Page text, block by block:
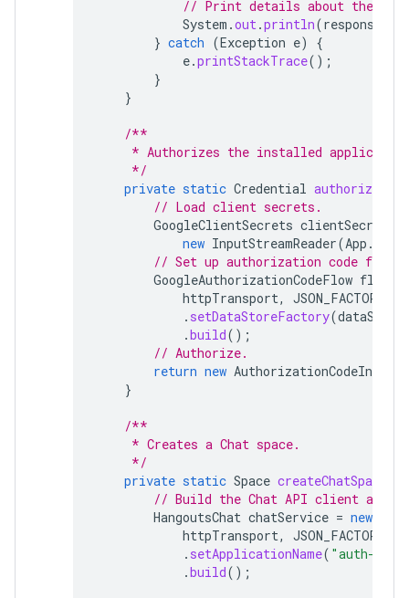
// Print details about the
System .out .println(response
} catch (Exception e)
{
e.printStackTrace();
}
}
/**
* Authorizes the installed
     */
private static Credential authorize
// Load client secrets.
GoogleClientSecrets clientSecrets
new InputStreamReader(App .
// Set up authorization code flow.
GoogleAuthorizationCodeFlow flow
httpTransport, JSON_FACTORY
. setDataStoreFactory(
.build();
// Authorize.
return new
}
/**
     * Creates a Chat space.
     */
private static Space createChatSpace
// Build the Chat API client and
HangoutsChat chatService = new
httpTransport, JSON_FACTORY
. setApplicationName( "auth-
.build();